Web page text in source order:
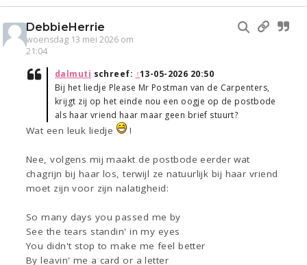
DebbieHerrie
woensdag 13 mei 2026 om
21:04
dalmuti schreef: ↑13-05-2026 20:50
Bij het liedje Please Mr Postman van de Carpenters,
krijgt zij op het einde nou een oogje op de postbode
als haar vriend haar maar geen brief stuurt?
Wat een leuk liedje !
Nee, volgens mij maakt de postbode eerder wat
chagrijn bij haar los, terwijl ze natuurlijk bij haar vriend
moet zijn voor zijn nalatigheid:
So many days you passed me by
See the tears standin' in my eyes
You didn't stop to make me feel better
By leavin' me a card or a letter